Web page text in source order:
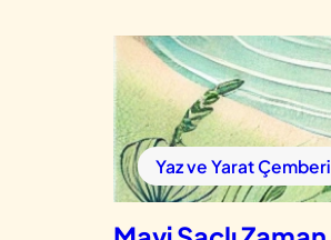
Yaz ve Yarat Çemberi